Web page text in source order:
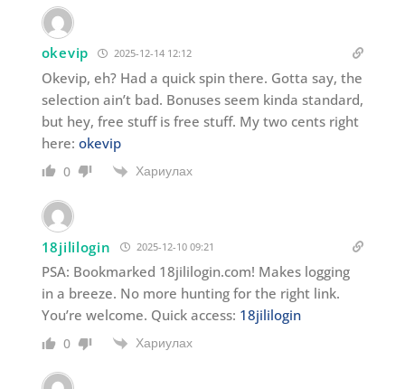
okevip 2025-12-14 12:12
Okevip, eh? Had a quick spin there. Gotta say, the
selection ain’t bad. Bonuses seem kinda standard,
but hey, free stuff is free stuff. My two cents right
here: okevip
0 Хариулах
18jililogin 2025-12-10 09:21
PSA: Bookmarked 18jililogin.com! Makes logging
in a breeze. No more hunting for the right link.
You’re welcome. Quick access: 18jililogin
0 Хариулах